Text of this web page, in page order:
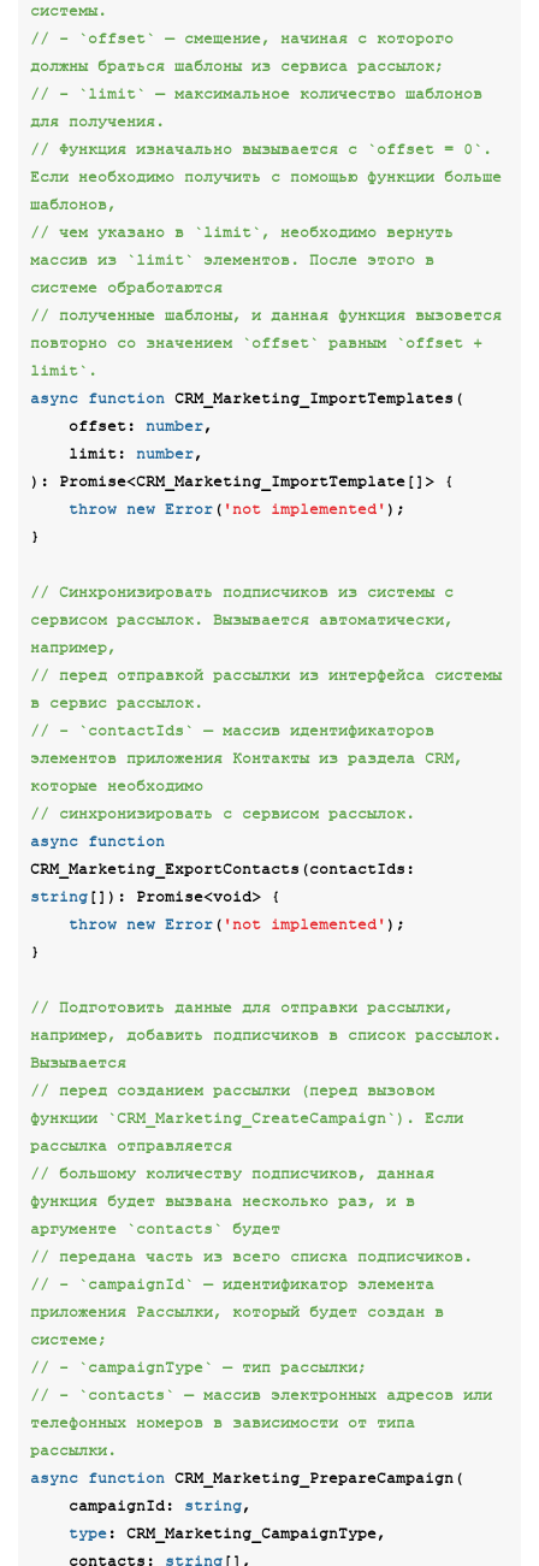
системы.
// - `offset` — смещение, начиная с которого
должны браться шаблоны из сервиса рассылок;
// - `limit` — максимальное количество шаблонов
для получения.
// Функция изначально вызывается с `offset = 0`.
Если необходимо получить с помощью функции больше
шаблонов,
// чем указано в `limit`, необходимо вернуть
массив из `limit` элементов. После этого в
системе обработаются
// полученные шаблоны, и данная функция вызовется
повторно со значением `offset` равным `offset +
limit`.
async function CRM_Marketing_ImportTemplates (
    offset:
number,
    limit:
number
): Promise<CRM_Marketing_ImportTemplate[]>
{
throw new Error( 'not implemented' );
}
// Синхронизировать подписчиков из системы с
сервисом рассылок. Вызывается автоматически,
например,
// перед отправкой рассылки из интерфейса системы
в сервис рассылок.
// - `contactIds` — массив идентификаторов
элементов приложения Контакты из раздела CRM,
которые необходимо
// синхронизировать с сервисом рассылок.
async function
CRM_Marketing_ExportContacts (
string[] ): Promise<void>
{
throw new Error( 'not implemented' );
}
// Подготовить данные для отправки рассылки,
например, добавить подписчиков в список рассылок.
Вызывается
// перед созданием рассылки (перед вызовом
функции `CRM_Marketing_CreateCampaign`). Если
рассылка отправляется
// большому количеству подписчиков, данная
функция будет вызвана несколько раз, и в
аргументе `contacts` будет
// передана часть из всего списка подписчиков.
// - `campaignId` — идентификатор элемента
приложения Рассылки, который будет создан в
системе;
// - `campaignType` — тип рассылки;
// - `contacts` — массив электронных адресов или
телефонных номеров в зависимости от типа
рассылки.
async function CRM_Marketing_PrepareCampaign(
    campaignId:
string,
type: CRM_Marketing_CampaignType,
    contacts:
string